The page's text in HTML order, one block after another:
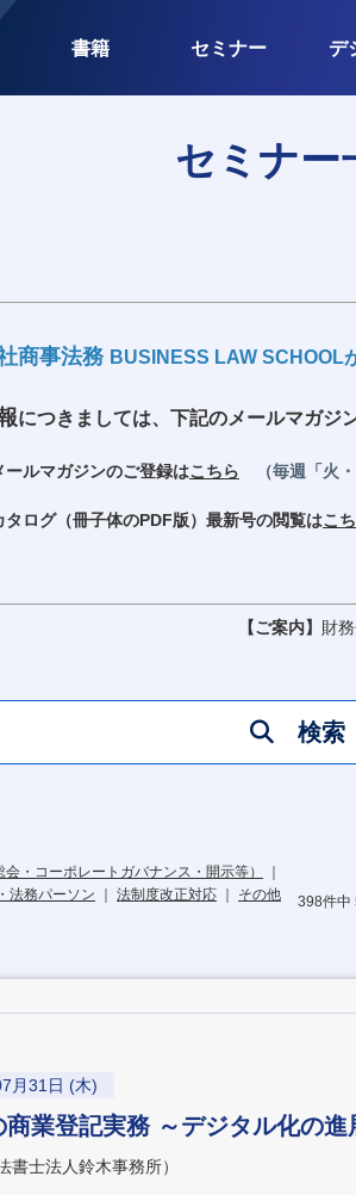
書籍 セミナー デ
セミナー
商事法務 BUSINESS LAW SCHOOL
につきましては、下記のメールマガジ
ルマガジンのご登録はこちら （毎週「火
ログ（冊子体のPDF版）最新号の閲覧はこ
【ご案内】 財
検索
・コーポレートガバナンス・開示等）
｜
法務パーソン ｜ 法制度改正対応 ｜ その他
398件中
月31日 (木)
業登記実務 ～デジタル化の
士法人鈴木事務所）